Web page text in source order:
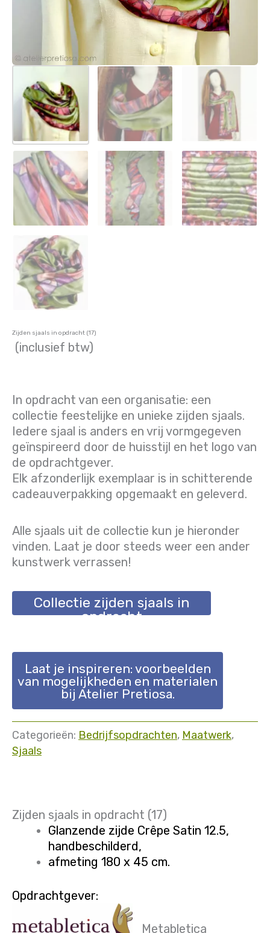
Zijden sjaals in opdracht (17)
(inclusief btw)
In opdracht van een organisatie: een
collectie feestelijke en unieke zijden sjaals.
Iedere sjaal is anders en vrij vormgegeven
geïnspireerd door de huisstijl en het logo van
de opdrachtgever.
Elk afzonderlijk exemplaar is in schitterende
cadeauverpakking opgemaakt en geleverd.
Alle sjaals uit de collectie kun je hieronder
vinden. Laat je door steeds weer een ander
kunstwerk verrassen!
Collectie zijden sjaals in
opdracht
Laat je inspireren: voorbeelden
van mogelijkheden en materialen
bij Atelier Pretiosa.
Categorieën: Bedrijfsopdrachten, Maatwerk,
Sjaals
Zijden sjaals in opdracht (17)
Glanzende zijde Crêpe Satin 12.5,
handbeschilderd,
afmeting 180 x 45 cm.
Opdrachtgever:
Metabletica